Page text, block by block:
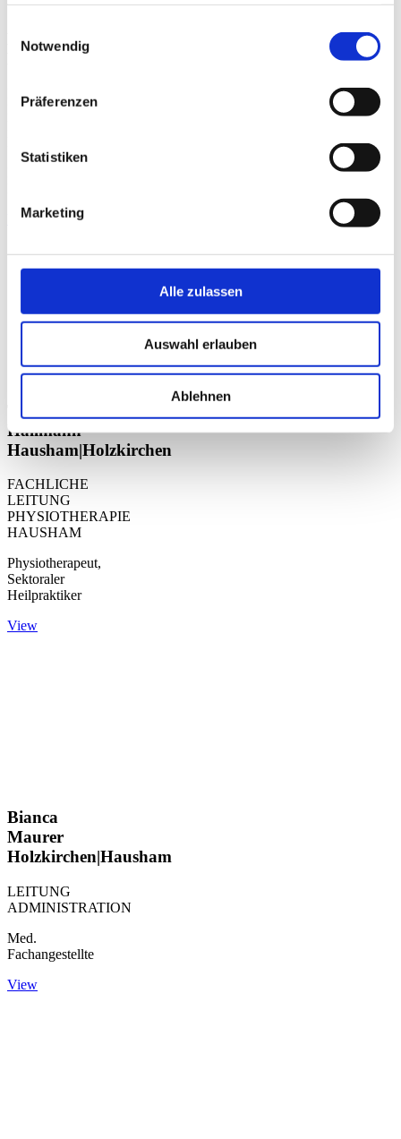
Notwendig
Präferenzen
Statistiken
Marketing
Alle zulassen
Auswahl erlauben
Ablehnen
Hilpert
Holzkirchen
FACHLICHE
LEITUNG
View
Hallmann
Hausham|Holzkirchen
FACHLICHE
LEITUNG
PHYSIOTHERAPIE
HAUSHAM
Physiotherapeut,
Sektoraler
Heilpraktiker
View
Bianca
Maurer
Holzkirchen|Hausham
LEITUNG
ADMINISTRATION
Med.
Fachangestellte
View